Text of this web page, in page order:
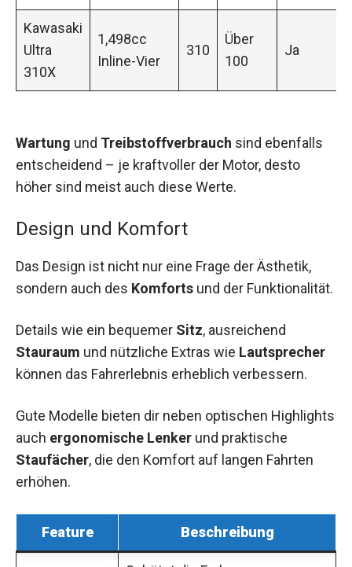
Kawasaki
Ultra
310X
1,498cc
Inline-Vier
310
Über
100
Ja
Wartung und Treibstoffverbrauch sind ebenfalls
entscheidend – je kraftvoller der Motor, desto
höher sind meist auch diese Werte.
Design und Komfort
Das Design ist nicht nur eine Frage der Ästhetik,
sondern auch des Komforts und der Funktionalität.
Details wie ein bequemer Sitz, ausreichend
Stauraum und nützliche Extras wie Lautsprecher
können das Fahrerlebnis erheblich verbessern.
Gute Modelle bieten dir neben optischen Highlights
auch ergonomische Lenker und praktische
Staufächer, die den Komfort auf langen Fahrten
erhöhen.
Feature Beschreibung